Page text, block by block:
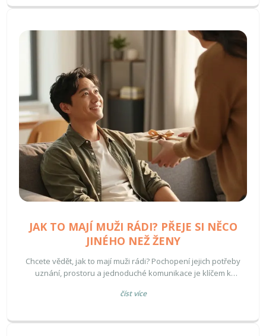
JAK TO MAJÍ MUŽI RÁDI? PŘEJE SI NĚCO
JINÉHO NEŽ ŽENY
Chcete vědět, jak to mají muži rádi? Pochopení jejich potřeby
uznání, prostoru a jednoduché komunikace je klíčem k
číst více